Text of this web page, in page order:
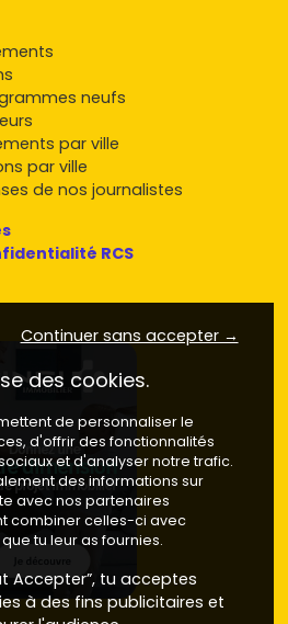
neufs
par ville
par ville
de nos journalistes
RCS
Continuer sans accepter →
des cookies.
de personnaliser le
d'offrir des fonctionnalités
et d'analyser notre trafic.
des informations sur
avec nos partenaires
combiner celles-ci avec
tu leur as fournies.
Accepter”, tu acceptes
à des fins publicitaires et